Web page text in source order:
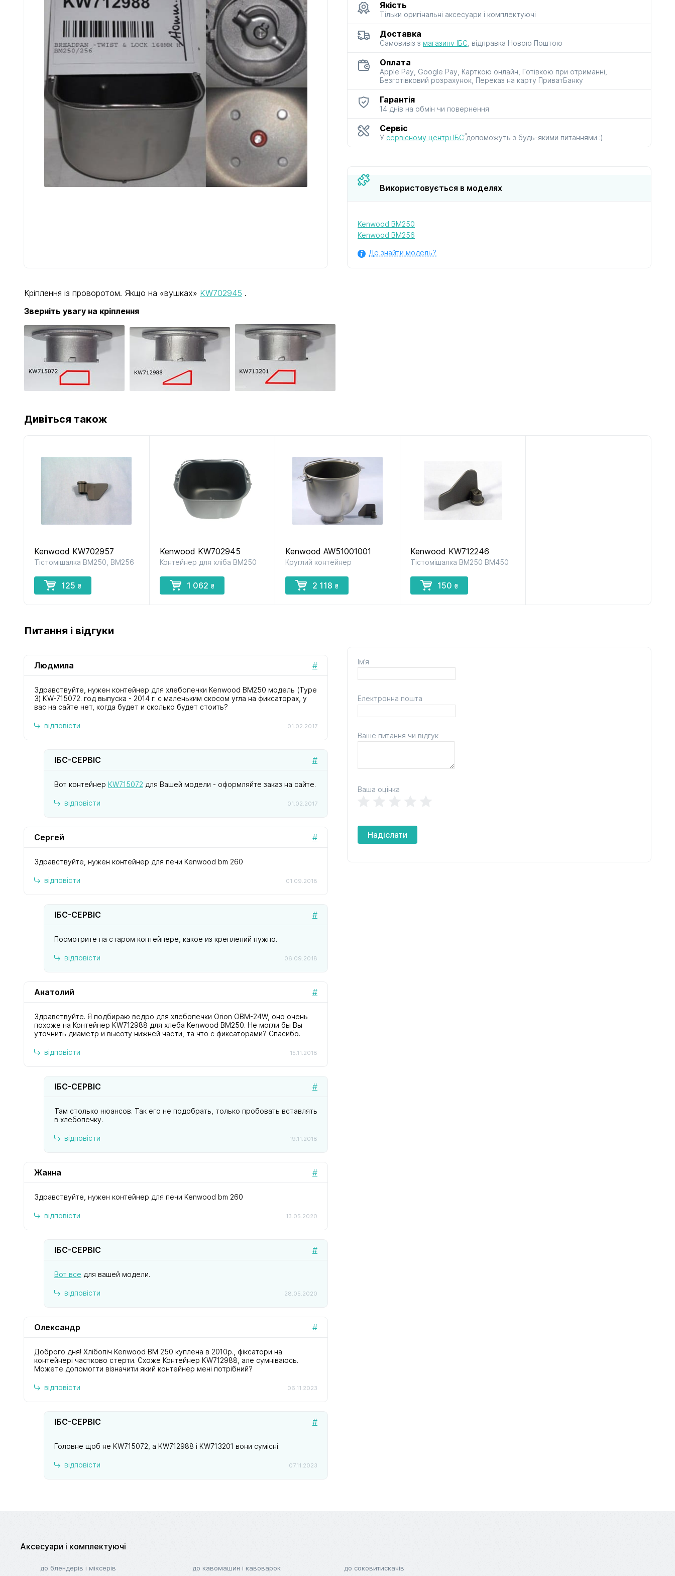
і кавоварок
комбайнів
до мультиварок
і скороварок
і сушарок
до соковитискачів
до тостерів
до чайників
Якість
Тільки оригінальні аксесуари і комплектуючі
Доставка
Самовивіз з магазину ІБС, відправка Новою Поштою
Оплата
Apple Pay, Google Pay, Карткою онлайн, Готівкою при отриманні,
Безготівковий розрахунок, Переказ на карту ПриватБанку
Гарантія
14 днів на обмін чи повернення
Сервіс
У сервісному центрі ІБСдопоможуть з будь-якими питаннями :)
Використовується в моделях
Kenwood BM250
Kenwood BM256
Де знайти модель?
Кріплення із проворотом. Якщо на «вушках» KW702945 .
Зверніть увагу на кріплення
Дивіться також
Kenwood KW702957
Тістомішалка BM250, BM256
125 ₴
Kenwood KW702945
Контейнер для хліба BM250
1 062 ₴
Kenwood AW51001001
Круглий контейнер
2 118 ₴
Kenwood KW712246
Тістомішалка BM250 BM450
150 ₴
Питання і відгуки
#
Людмила
01.02.2017
Здравствуйте, нужен контейнер для хлебопечки Kenwood BM250 модель (Type
3) KW-715072. год выпуска - 2014 г. с маленьким скосом угла на фиксаторах, у
вас на сайте нет, когда будет и сколько будет стоить?
відповісти
#
ІБС-СЕРВІС
01.02.2017
Вот контейнер KW715072 для Вашей модели - оформляйте заказ на сайте.
відповісти
#
Сергей
01.09.2018
Здравствуйте, нужен контейнер для печи Kenwood bm 260
відповісти
#
ІБС-СЕРВІС
06.09.2018
Посмотрите на старом контейнере, какое из креплений нужно.
відповісти
#
Анатолий
15.11.2018
Здравствуйте. Я подбираю ведро для хлебопечки Orion OBM-24W, оно очень
похоже на Контейнер KW712988 для хлеба Kenwood BM250. Не могли бы Вы
уточнить диаметр и высоту нижней части, та что с фиксаторами? Спасибо.
відповісти
#
ІБС-СЕРВІС
19.11.2018
Там столько нюансов. Так его не подобрать, только пробовать вставлять
в хлебопечку.
відповісти
#
Жанна
13.05.2020
Здравствуйте, нужен контейнер для печи Kenwood bm 260
відповісти
#
ІБС-СЕРВІС
28.05.2020
Вот все для вашей модели.
відповісти
#
Олександр
06.11.2023
Доброго дня! Хлібопіч Kenwood BM 250 куплена в 2010р., фіксатори на
контейнері частково стерти. Схоже Контейнер KW712988, але сумніваюсь.
Можете допомогти візначити який контейнер мені потрібний?
відповісти
#
ІБС-СЕРВІС
07.11.2023
Головне щоб не KW715072, а KW712988 і KW713201 вони сумісні.
відповісти
Ім’я
Електронна пошта
Ваше питання чи відгук
Ваша оцінка
Надіслати
Аксесуари і комплектуючі
до блендерів і міксерів до кавомашин і кавоварок до соковитискачів